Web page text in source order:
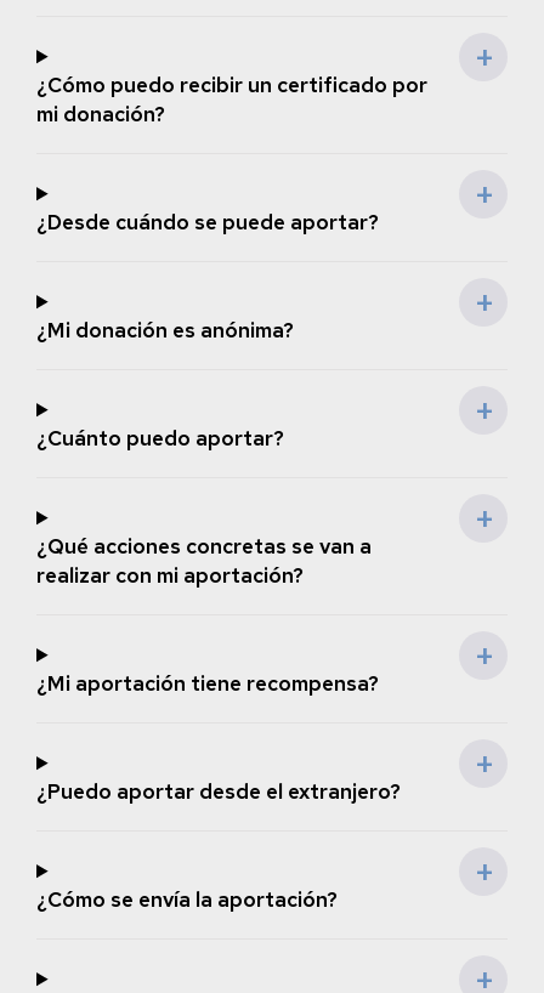
¿Cómo puedo recibir un certificado por
mi donación?
¿Desde cuándo se puede aportar?
¿Mi donación es anónima?
¿Cuánto puedo aportar?
¿Qué acciones concretas se van a
realizar con mi aportación?
¿Mi aportación tiene recompensa?
¿Puedo aportar desde el extranjero?
¿Cómo se envía la aportación?